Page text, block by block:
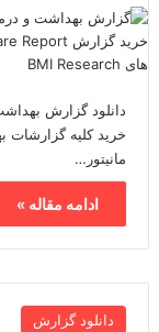
دانلود گزارش
خرید کلیه
مانیتور…
ادامه مقاله »
دانلود گزارش